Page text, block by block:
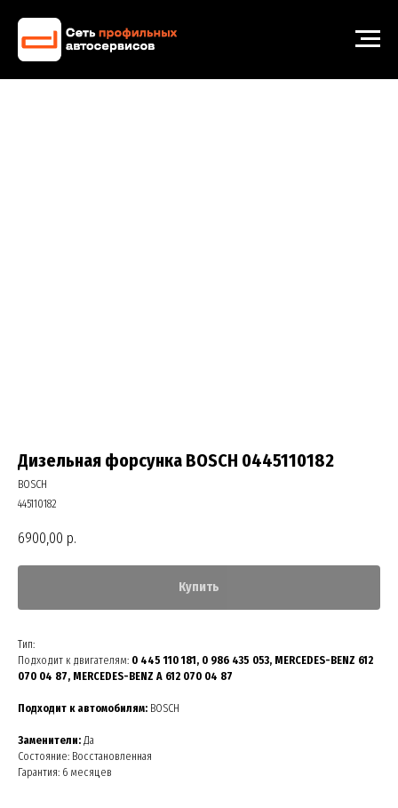
Дизельная форсунка BOSCH 0445110182
BOSCH
445110182
6900,00 р.
Купить
Тип:
Подходит к двигателям: 0 445 110 181, 0 986 435 053, MERCEDES-BENZ 612
070 04 87, MERCEDES-BENZ A 612 070 04 87
Подходит к автомобилям: BOSCH
Заменители: Да
Состояние: Восстановленная
Гарантия: 6 месяцев